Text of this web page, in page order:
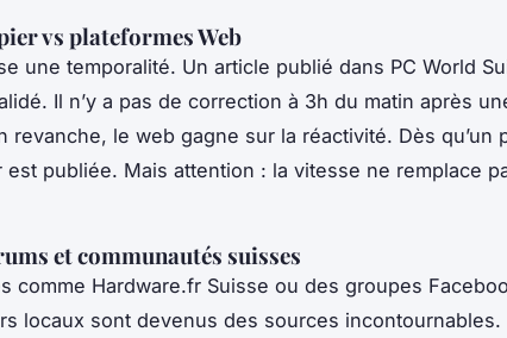
vs plateformes Web
une temporalité. Un article publié dans PC World
Il n’y a pas de correction à 3h du matin après
revanche, le web gagne sur la réactivité. Dès qu’un
est publiée. Mais attention : la vitesse ne remplace
et communautés suisses
comme Hardware.fr Suisse ou des groupes
locaux sont devenus des sources incontournables.